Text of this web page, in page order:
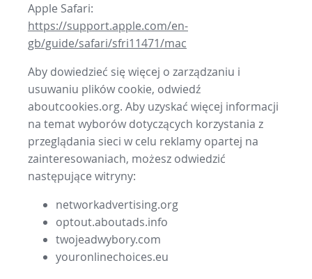
Apple Safari:
https://support.apple.com/en-
gb/guide/safari/sfri11471/mac
Aby dowiedzieć się więcej o zarządzaniu i
usuwaniu plików cookie, odwiedź
aboutcookies.org. Aby uzyskać więcej informacji
na temat wyborów dotyczących korzystania z
przeglądania sieci w celu reklamy opartej na
zainteresowaniach, możesz odwiedzić
następujące witryny:
networkadvertising.org
optout.aboutads.info
twojeadwybory.com
youronlinechoices.eu